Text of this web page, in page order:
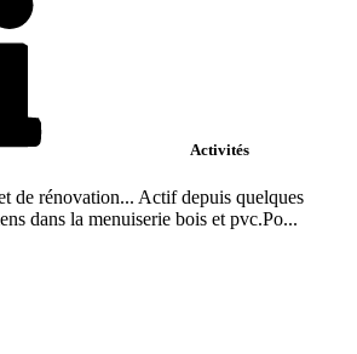
Activités
de rénovation... Actif depuis quelques
dans la menuiserie bois et pvc.Po...